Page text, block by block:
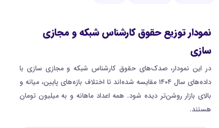
نمودار توزیع حقوق کارشناس شبکه و مجازی
سازی
در این نمودار، صدک‌های حقوق کارشناس شبکه و مجازی سازی با
داده‌های سال ۱۴۰۴ مقایسه شده‌اند تا اختلاف بازه‌های پایین، میانه و
بالای بازار روشن‌تر دیده شود. همه اعداد ماهانه و به میلیون تومان
هستند.